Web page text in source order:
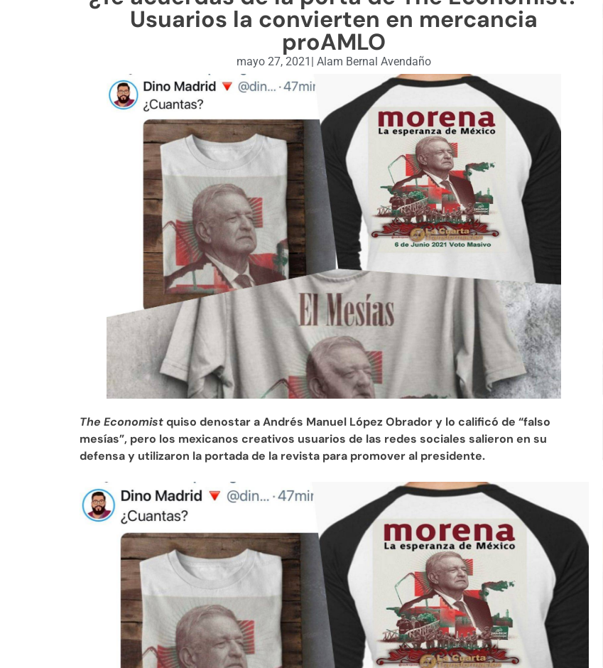
Usuarios la convierten en mercancia
proAMLO
mayo 27, 2021 Alam Bernal Avendaño
The Economistquiso denostar a Andrés Manuel López Obrador y lo calificó de “falso
mesías”, pero los mexicanos creativos usuarios de las redes sociales salieron en su
defensa y utilizaron la portada de la revista para promover al presidente.